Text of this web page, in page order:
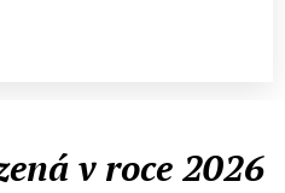
v roce 2026